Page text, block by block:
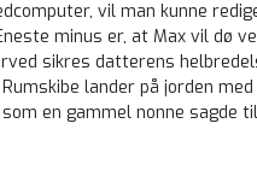
vil man kunne
minus er, at Max vil dø
sikres datterens
lander på jorden
en gammel nonne sagde